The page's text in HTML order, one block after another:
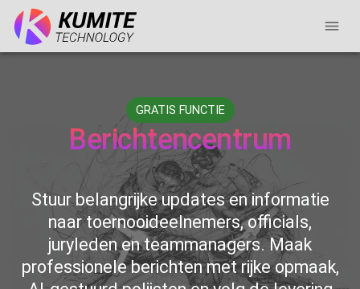
GRATIS FUNCTIE
Berichtencentrum
Stuur belangrijke updates en informatie
naar toernooideelnemers, officials,
juryleden en teammanagers. Maak
professionele berichten met rijke opmaak,